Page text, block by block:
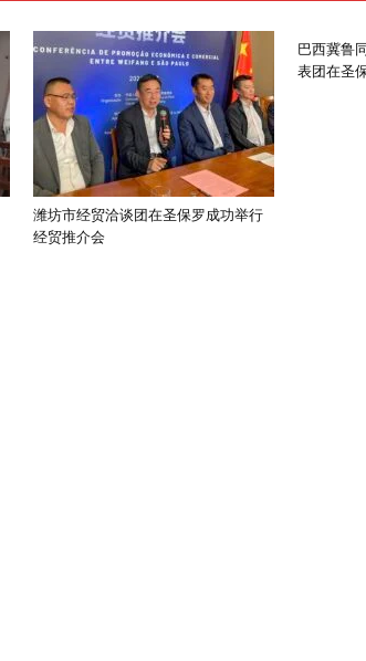
潍坊市经贸洽谈团在圣保罗成功举行
经贸推介会
巴西冀鲁
表团在圣